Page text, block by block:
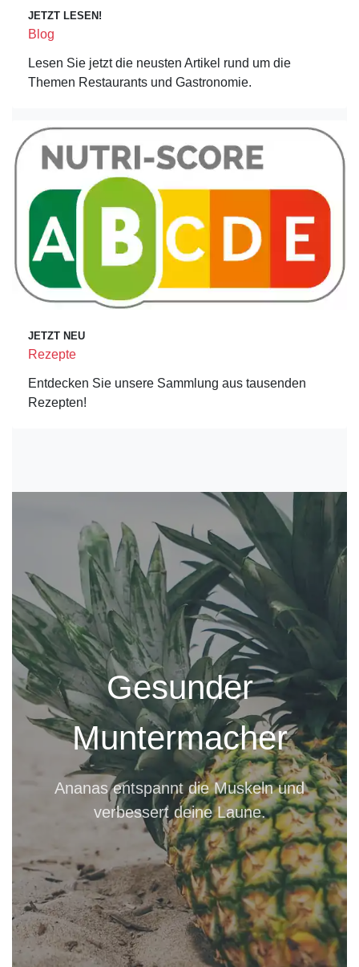
JETZT LESEN!
Blog
Lesen Sie jetzt die neusten Artikel rund um die
Themen Restaurants und Gastronomie.
JETZT NEU
Rezepte
Entdecken Sie unsere Sammlung aus tausenden
Rezepten!
Gesunder
Muntermacher
Ananas entspannt die Muskeln und
verbessert deine Laune.